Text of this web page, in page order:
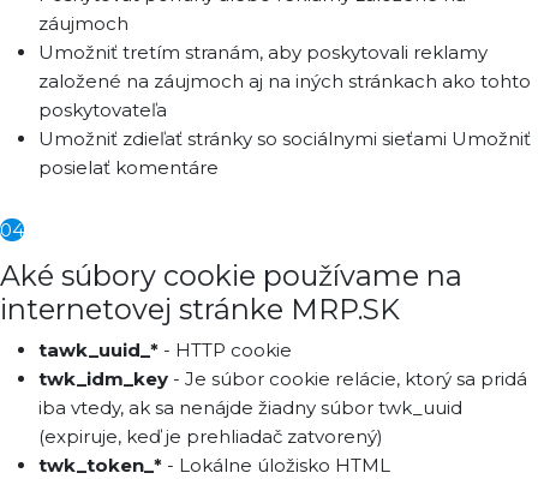
záujmoch
Umožniť tretím stranám, aby poskytovali reklamy
založené na záujmoch aj na iných stránkach ako tohto
poskytovateľa
Umožniť zdieľať stránky so sociálnymi sieťami Umožniť
posielať komentáre
04
Aké súbory cookie používame na
internetovej stránke MRP.SK
tawk_uuid_* - HTTP cookie
twk_idm_key - Je súbor cookie relácie, ktorý sa pridá
iba vtedy, ak sa nenájde žiadny súbor twk_uuid
(expiruje, keď je prehliadač zatvorený)
twk_token_* - Lokálne úložisko HTML